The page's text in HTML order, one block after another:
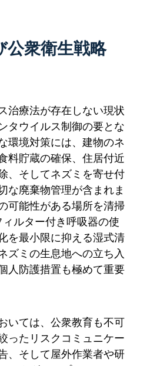
公衆衛生戦略
治療法が存在しない現状
タウイルス制御の要とな
環境対策には、建物のネ
料貯蔵の確保、住居付近
、そしてネズミを寄せ付
な廃棄物管理が含まれま
可能性がある場所を清掃
ルター付き呼吸器の使
を最小限に抑える湿式清
ズミの生息地への立ち入
人防護措置も極めて重要
いては、公衆教育も不可
ったリスクコミュニケー
、そして屋外作業者や研